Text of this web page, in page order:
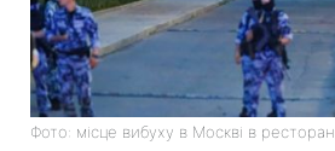
Фото: місце вибуху в Москві в